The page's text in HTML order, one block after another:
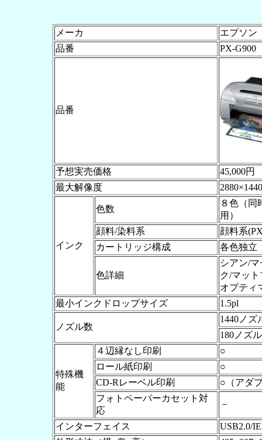
メーカ
エプソン
品番
PX-G900
品番
予想実売価格
45,000円
最大解像度
インク
色数
８色（同
用）
顔料/染料系
顔料系
カートリッジ構成
各色独立
色詳細
シアン/
ク/マッ
オプティ
最小インクドロップサイズ
1.5pl
ノズル数
1440ノズ
180ノズ
特殊機
能
４辺縁なし印刷
○
ロール紙印刷
○
CD-Rレーベル印刷
○（アダ
フォトペーパーカセット対
応
－
インターフェイス
USB2.0/